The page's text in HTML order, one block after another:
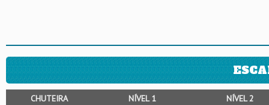
CHUTEIRA NÍVEL 1 NÍVEL 2